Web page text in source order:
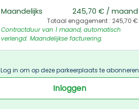
Maandelijks 245,70 € / maand
Totaal engagement : 245,70 €
Contractduur van 1 maand, automatisch
verlengd. Maandelijkse facturering.
Log in om op deze parkeerplaats te abonneren
Inloggen